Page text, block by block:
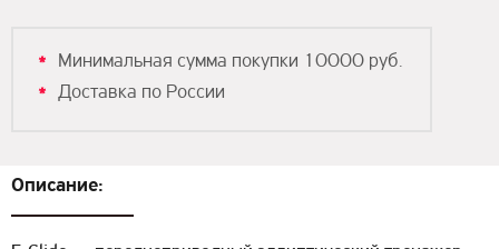
Минимальная сумма покупки 10000 руб.
Доставка по России
Описание: